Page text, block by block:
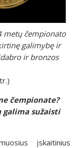
metų čempionato
galimybę ir
ir bronzos
čempionate?
sužaisti
įskaitinius